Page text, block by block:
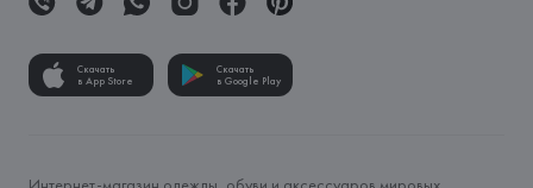
Скачать
в App Store
Скачать
в Google Play